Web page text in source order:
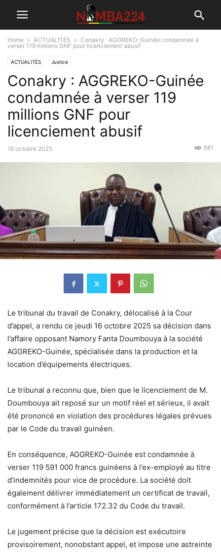
Home ACTUALITÉS
Conakry : AGGREKO-Guinée condamnée à
verser 119 millions GNF pour licenciement abusif
ACTUALITÉS Justice
Conakry : AGGREKO-Guinée
condamnée à verser 119
millions GNF pour
licenciement abusif
16 octobre 2025 681
Le tribunal du travail de Conakry, délocalisé à la Cour
d’appel, a rendu ce jeudi 16 octobre 2025 sa décision dans
l’affaire opposant Namory Fanta Doumbouya à la société
AGGREKO-Guinée, spécialisée dans la production et la
location d’équipements électriques.
Le tribunal a reconnu que, bien que le licenciement de M.
Doumbouya ait reposé sur un motif réel et sérieux, il avait
été prononcé en violation des procédures légales prévues
par le Code du travail guinéen.
En conséquence, AGGREKO-Guinée est condamnée à
verser 119 591 000 francs guinéens à l’ex-employé au titre
d’indemnités pour vice de procédure. La société doit
également délivrer immédiatement un certificat de travail,
conformément à l’article 172.32 du Code du travail.
Le jugement précise que la décision est exécutoire
provisoirement, nonobstant appel, et impose une astreinte